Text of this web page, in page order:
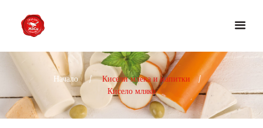
Начало
Кисели млека и напитки
Кисело мляко